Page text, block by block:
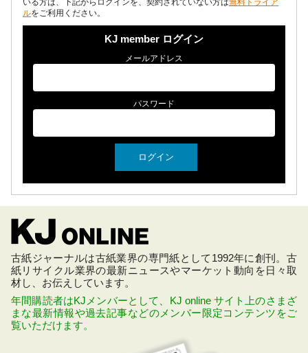
ルをご利用ください。
KJ member ログイン
メールアドレス
パスワード
古紙ジャーナルは古紙業界の専門紙として1992年に創刊。古
紙リサイクル業界の最新ニュースやマーケット動向を日々取
材し、お伝えしています。
年間購読者はKJメンバーとして、KJ online サイト上のさまざ
まな最新情報や過去記事などのメンバー限定コンテンツをご
覧いただけます。